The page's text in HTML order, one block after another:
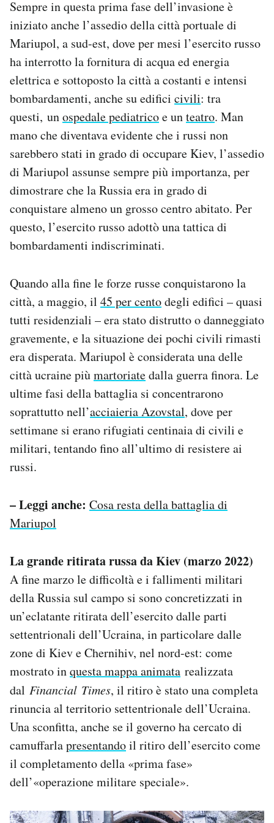
Sempre in questa prima fase dell’invasione è
iniziato anche l’assedio della città portuale di
Mariupol, a sud-est, dove per mesi l’esercito russo
ha interrotto la fornitura di acqua ed energia
elettrica e sottoposto la città a costanti e intensi
bombardamenti, anche su edifici civili: tra
questi, unospedale pediatricoe unteatro. Man
mano che diventava evidente che i russi non
sarebbero stati in grado di occupare Kiev, l’assedio
di Mariupol assunse sempre più importanza, per
dimostrare che la Russia era in grado di
conquistare almeno un grosso centro abitato. Per
questo, l’esercito russo adottò una tattica di
bombardamenti indiscriminati.
Quando alla fine le forze russe conquistarono la
città, a maggio, il 45 per centodegli edifici – quasi
tutti residenziali – era stato distrutto o danneggiato
gravemente, e la situazione dei pochi civili rimasti
era disperata. Mariupol è considerata una delle
città ucraine piùmartoriatedalla guerra finora. Le
ultime fasi della battaglia si concentrarono
soprattutto nell’acciaieria Azovstal, dove per
settimane si erano rifugiati centinaia di civili e
militari, tentando fino all’ultimo di resistere ai
russi.
– Leggi anche: Cosa resta della battaglia di
Mariupol
La grande ritirata russa da Kiev (marzo 2022)
A fine marzo le difficoltà e i fallimenti militari
della Russia sul campo si sono concretizzati in
un’eclatante ritirata dell’esercito dalle parti
settentrionali dell’Ucraina, in particolare dalle
zone di Kiev e Chernihiv, nel nord-est: come
mostrato inquesta mappa animata realizzata
dal Financial Times, il ritiro è stato una completa
rinuncia al territorio settentrionale dell’Ucraina.
Una sconfitta, anche se il governo ha cercato di
camuffarlapresentandoil ritiro dell’esercito come
il completamento della «prima fase»
dell’«operazione militare speciale».